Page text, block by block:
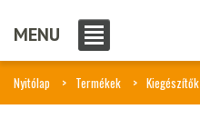
MENU
Nyitólap Termékek Kiegészítők